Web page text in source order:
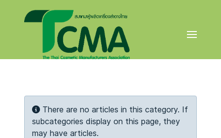
Info
There are no articles in this category. If
subcategories display on this page, they
may have articles.